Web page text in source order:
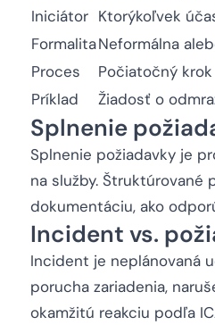
Iniciátor Ktorýkoľvek
FormalitaNeformálna
Proces
Počiatočný krok
Príklad
Žiadosť o
Splnenie
Splnenie požiadavky je
na služby. Štruktúrované
dokumentáciu, ako
Incident vs.
Incident je neplánovaná
porucha zariadenia,
okamžitú reakciu podľa